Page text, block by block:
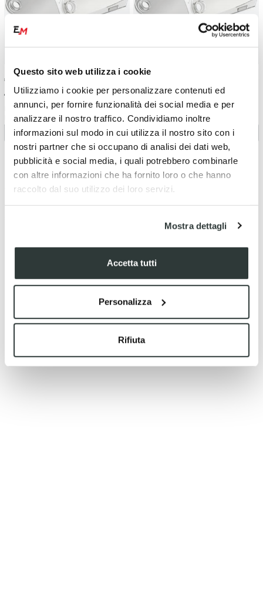
Questo sito web utilizza i cookie
Utilizziamo i cookie per personalizzare contenuti ed
annunci, per fornire funzionalità dei social media e per
analizzare il nostro traffico. Condividiamo inoltre
informazioni sul modo in cui utilizza il nostro sito con i
nostri partner che si occupano di analisi dei dati web,
pubblicità e social media, i quali potrebbero combinarle
con altre informazioni che ha fornito loro o che hanno
raccolto dal suo utilizzo dei loro servizi.
Mostra dettagli
Accetta tutti
Personalizza
Rifiuta
€ 21.44
€ 22.57
Protezione grafiche Polisport
KTM 250 EXC-F (2017-2019)
€ 22.57
Protezione grafiche Polisport
500 EXC-F (2017-2019)
Le protezione grafiche Polisport sono state progettate per
aumentare la durata utile delle grafiche sulla tua moto da cross
e enduro.
Con una facile applicazione evitano infatti che le grafiche si